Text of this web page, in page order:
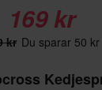
169 kr
kr Du sparar 50 kr